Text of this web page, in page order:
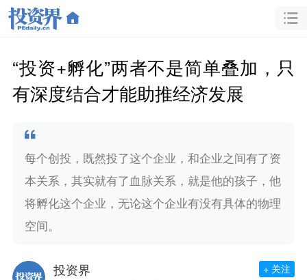
“投资+孵化”两者不是简单叠加，只
有深度结合才能助推经济发展
每个创投，既然投了这个企业，和企业之间有了资
本关系，其实就有了血脉关系，就是他的孩子，他
将孵化这个企业，无论这个企业有没有具体的物理
空间。
投资界 + 关注